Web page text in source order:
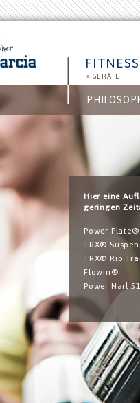
» GERÄTE
Hier eine
geringen
Power Plate®
TRX®
TRX® Rip
Flowin®
Power Narl